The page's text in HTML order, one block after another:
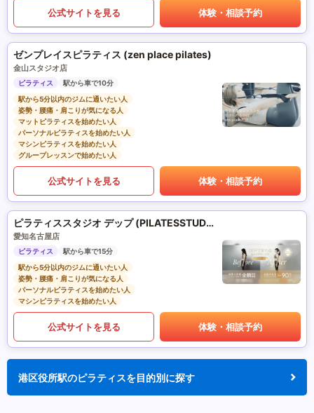
公式サイトを見る 体験・相談予約
ゼンプレイスピラティス (zen place pilates)
金山スタジオ店
ピラティス
駅から車で10分
駅から5分以内のジムに通いたい人
姿勢・腰痛・肩こりが気になる人
マットピラティスを始めたい人
パーソナルピラティスを始めたい人
マシンピラティスを始めたい人
グループレッスンで始めたい人
公式サイトを見る 体験・相談予約
ピラティススタジオ デップ (PILATESSTUDIO DEP)
愛知名古屋店
ピラティス
駅から車で15分
駅から5分以内のジムに通いたい人
姿勢・腰痛・肩こりが気になる人
パーソナルピラティスを始めたい人
マシンピラティスを始めたい人
公式サイトを見る 体験・相談予約
港区役所駅のピラティスを目的別に探す